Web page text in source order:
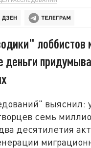
лоббистов
деньги
выяснил:
семь
десятилетия